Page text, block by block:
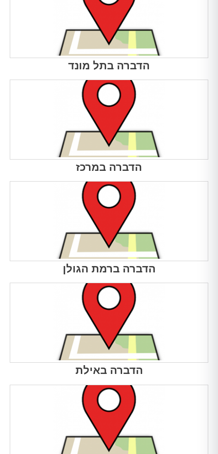
הדברה בתל מונד
הדברה במרכז
הדברה ברמת הגולן
הדברה באילת